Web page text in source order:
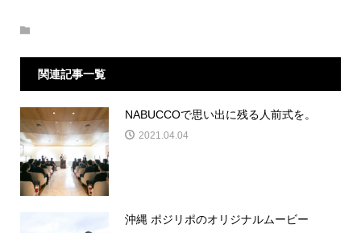
関連記事一覧
NABUCCOで思い出に残る人前式を。
2021.04.04
沖縄 ポジリポのオリジナルムービー